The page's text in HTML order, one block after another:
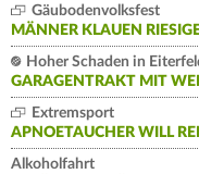
Gäubodenvolksfest
MÄNNER KLAUEN
Hoher Schaden in
GARAGENTRAKT MIT
Extremsport
APNOETAUCHER WILL
Alkoholfahrt